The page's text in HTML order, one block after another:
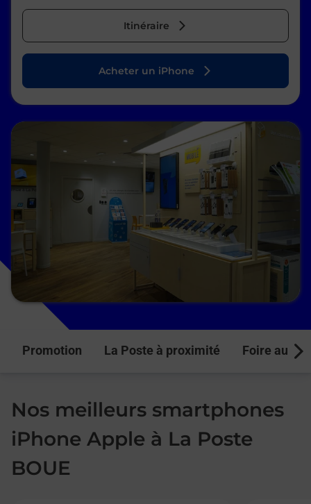
Itinéraire
Acheter un iPhone
Promotion La Poste à proximité Foire aux
Nos meilleurs smartphones
iPhone Apple à La Poste
BOUE